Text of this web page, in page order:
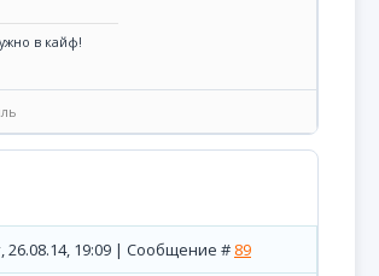
в кайф!
26.08.14, 19:09 | Сообщение # 89